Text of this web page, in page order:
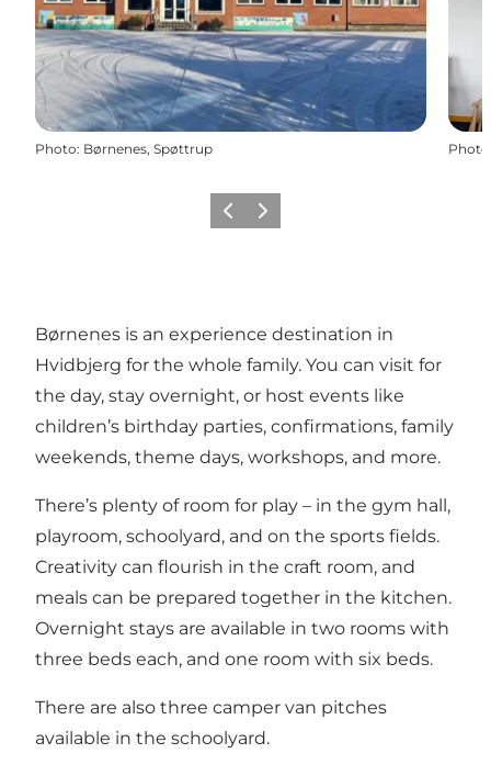
Photo: Børnenes, Spøttrup Photo
PrécédentSuivant
Børnenes is an experience destination in
Hvidbjerg for the whole family. You can visit for
the day, stay overnight, or host events like
children’s birthday parties, confirmations, family
weekends, theme days, workshops, and more.
There’s plenty of room for play – in the gym hall,
playroom, schoolyard, and on the sports fields.
Creativity can flourish in the craft room, and
meals can be prepared together in the kitchen.
Overnight stays are available in two rooms with
three beds each, and one room with six beds.
There are also three camper van pitches
available in the schoolyard.